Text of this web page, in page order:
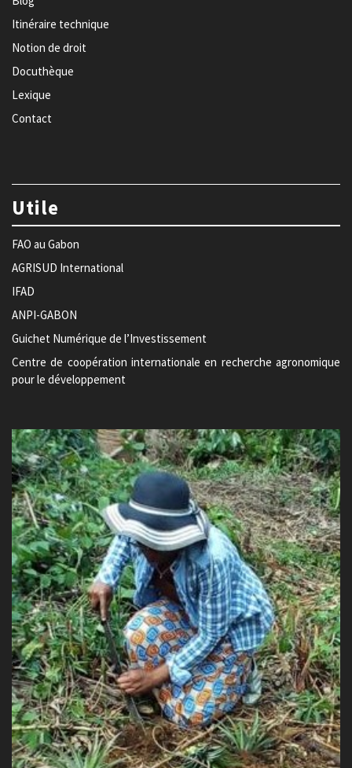
Itinéraire technique
Notion de droit
Docuthèque
Lexique
Contact
Utile
FAO au Gabon
AGRISUD International
IFAD
ANPI-GABON
Guichet Numérique de l’Investissement
Centre de coopération internationale en recherche agronomique
pour le développement